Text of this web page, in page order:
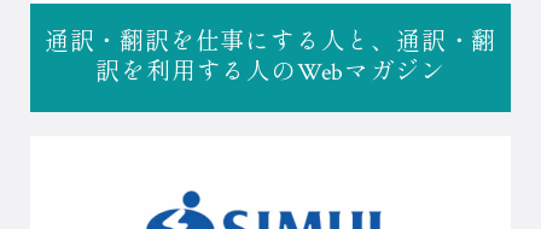
通訳・翻訳を仕事にする人と、 通訳・翻
訳を利用する人のWebマガジン